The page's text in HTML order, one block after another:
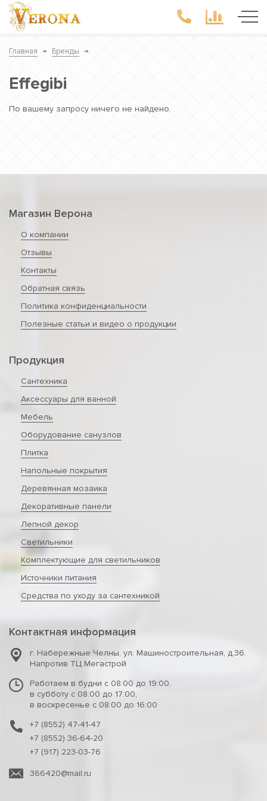
Главная → Бренды →
Effegibi
По вашему запросу ничего не найдено.
Магазин Верона
О компании
Отзывы
Контакты
Обратная связь
Политика конфиденциальности
Полезные статьи и видео о продукции
Продукция
Сантехника
Аксессуары для ванной
Мебель
Оборудование санузлов
Плитка
Напольные покрытия
Деревянная мозаика
Декоративные панели
Лепной декор
Светильники
Комплектующие для светильников
Источники питания
Средства по уходу за сантехникой
Контактная информация
г. Набережные Челны, ул. Машиностроительная, д.36.
Напротив ТЦ Мегастрой
Работаем в будни с 08:00 до 19:00,
в субботу с 08:00 до 17:00,
в воскресенье с 08:00 до 16:00
+7 (8552) 47-41-47
+7 (8552) 36-64-20
+7 (917) 223-03-76
366420@mail.ru